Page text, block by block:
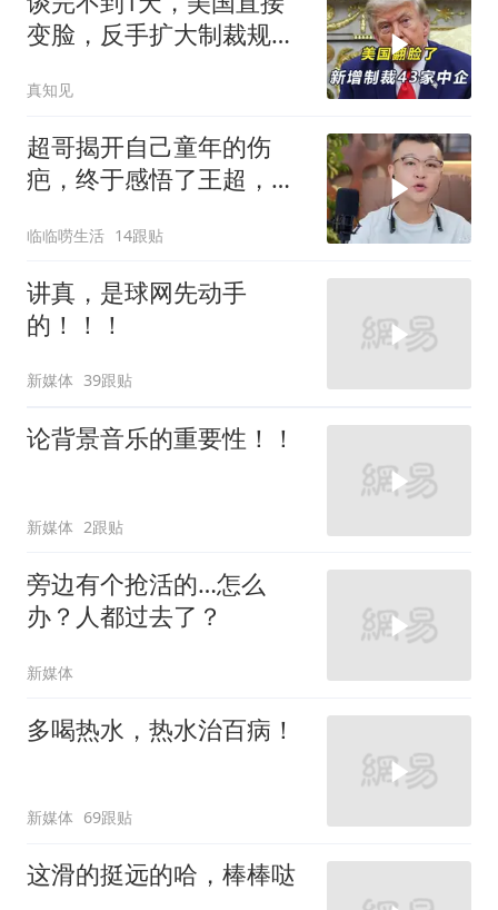
变脸，反手扩大制裁规
真知见
超哥揭开自己童年的伤
疤，终于感悟了王超，他
临临唠生活 14跟贴
讲真，是球网先动手
的！！！
新媒体 39跟贴
论背景音乐的重要性！！
新媒体 2跟贴
旁边有个抢活的…怎么
办？人都过去了？
新媒体
多喝热水，热水治百病！
新媒体 69跟贴
这滑的挺远的哈，棒棒哒